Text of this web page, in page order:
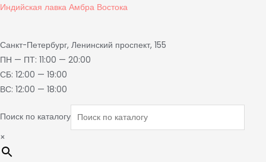
Индийская лавка Амбра Востока
Санкт-Петербург, Ленинский проспект, 155
ПН — ПТ: 11:00 — 20:00
СБ: 12:00 — 19:00
ВС: 12:00 — 18:00
Поиск по каталогу
×